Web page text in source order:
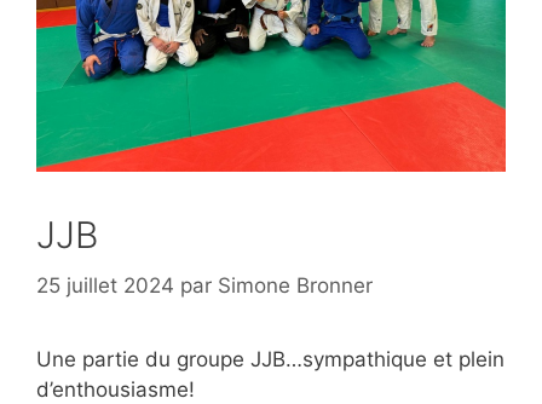
JJB
25 juillet 2024 par Simone Bronner
Une partie du groupe JJB…sympathique et plein
d’enthousiasme!